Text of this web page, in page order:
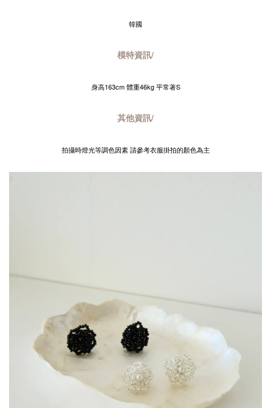
韓國
模特資訊/
身高163cm 體重46kg 平常著S
其他資訊/
拍攝時燈光等調色因素 請參考衣服掛拍的顏色為主